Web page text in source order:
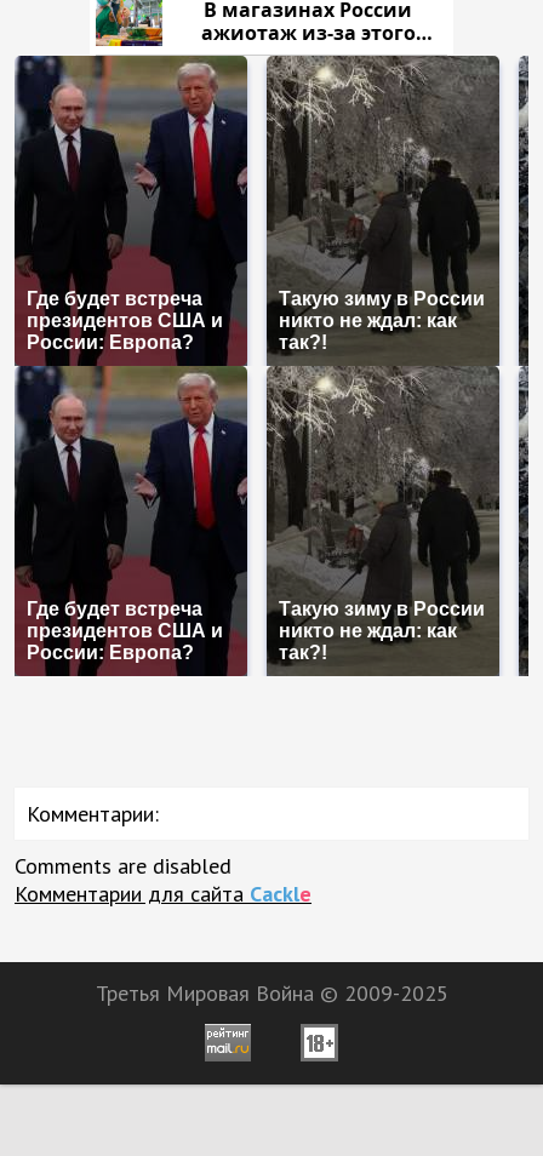
В магазинах России
ажиотаж из-за этого
продукта: что купить?
Где будет встреча
президентов США и
России: Европа?
Такую зиму в России
никто не ждал: как
так?!
Где будет встреча
президентов США и
России: Европа?
Такую зиму в России
никто не ждал: как
так?!
Комментарии:
Comments are disabled
Комментарии для сайта Cackle
Третья Мировая Война © 2009-2025